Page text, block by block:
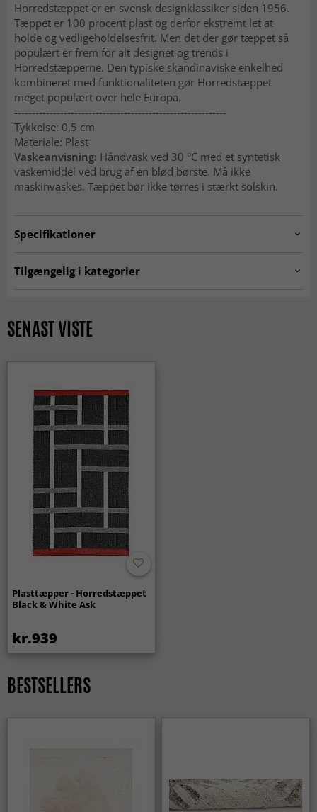
Horredstæppet er en svensk designklassiker siden 1956.
Tæppet er 100 procent plast og derfor ekstremt let at
holde og vedligeholdelsesfrit. Men det der gør tæppet så
populært er frem for alt designet og trends i
Horredstæpperne. Den typiske skandinaviske enkelhed
kombineret med funktionaliteten gør Horredstæppet
meget populært over hele Europa.
------------------------------------------------------------
Tykkelse: 0,5 cm
Materiale: Plast
Vaskeanvisning: Håndvask ved 30 °C med et syntetisk
vaskemiddel ved brug af en blød børste. Må ikke
maskinvaskes. Tæppet bør ikke tørres i stærkt solskin.
Specifikationer
Tilgængelig i kategorier
Tæpper 80 x 300 cm
SENAST VISTE
Plasttæpper - Horredstæppet
Black & White Ask
kr.939
BESTSELLERS